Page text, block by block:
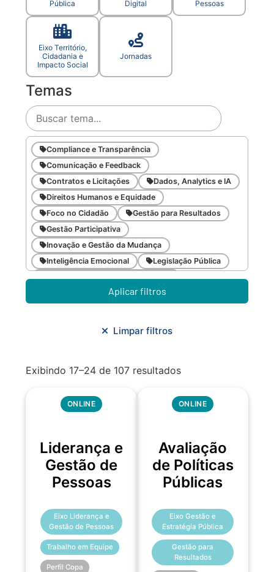
Pública
Digital
Pessoas
Eixo Território,
Cidadania e
Impacto Social
Jornadas
Temas
Compliance e Transparência
Comunicação e Feedback
Contratos e Licitações
Dados, Analytics e IA
Direitos Humanos e Equidade
Foco no Cidadão
Gestão para Resultados
Gestão Participativa
Inovação e Gestão da Mudança
Inteligência Emocional
Legislação Pública
Meio Ambiente e Sustentabilidade
Metodologias Ágeis
Orçamento e Finanças
Planejamento Urbano/Mobilidade
Aplicar filtros
Limpar filtros
Exibindo 17–24 de 107 resultados
ONLINE
Liderança e
Gestão de
Pessoas
Eixo Liderança e
Gestão de Pessoas
Trabalho em Equipe
Perfil Copa
ONLINE
Avaliação
de Políticas
Públicas
Eixo Gestão e
Estratégia Pública
Gestão para
Resultados